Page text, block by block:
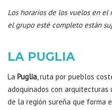
Los horarios de los vuelos en
el grupo esté completo están
LA PUGLIA
La Puglia, ruta por pueblos
adoquinados con
de la región sureña que forma